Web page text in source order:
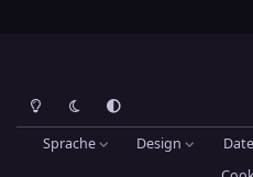
Heller ModusDunkler ModusSystemeinstellung
Sprache Design